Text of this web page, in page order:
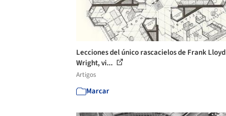
Lecciones del único rascacielos de Frank Lloyd
Wright, vi...
Artigos
Marcar